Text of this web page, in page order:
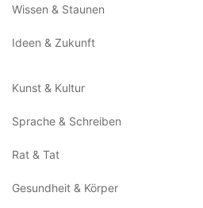
Wissen & Staunen
Ideen & Zukunft
Kunst & Kultur
Sprache & Schreiben
Rat & Tat
Gesundheit & Körper